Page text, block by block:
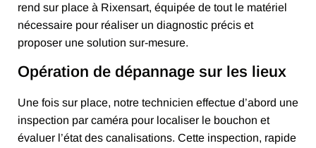
rend sur place à Rixensart, équipée de tout le matériel
nécessaire pour réaliser un diagnostic précis et
proposer une solution sur-mesure.
Opération de dépannage sur les lieux
Une fois sur place, notre technicien effectue d’abord une
inspection par caméra pour localiser le bouchon et
évaluer l’état des canalisations. Cette inspection, rapide